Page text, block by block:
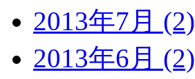
2013年7月 (2)
2013年6月 (2)